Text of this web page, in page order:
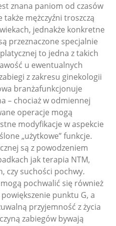
znana paniom od czasów
także mężczyźni troszczą
jednakże konkretne
przeznaczone specjalnie
to jedna z takich
u ewentualnych
z zakresu ginekologii
branżafunkcjonuje
– chociaż w odmiennej
operacje mogą
modyfikacje w aspekcie
„użytkowe” funkcje.
są z powodzeniem
jak terapia NTM,
czy suchości pochwy.
pochwalić się również
punktu G, a
przyjemność z życia
zabiegów bywają